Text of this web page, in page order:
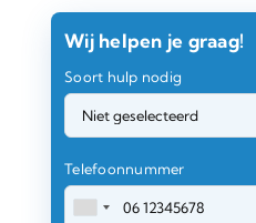
Wij helpen je graag!
Soort hulp nodig
Telefoonnummer